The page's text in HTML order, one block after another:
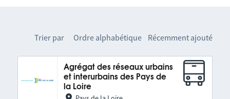
Trier par Ordre alphabétique Récemment ajouté
Agrégat des réseaux urbains
et interurbains des Pays de
la Loire